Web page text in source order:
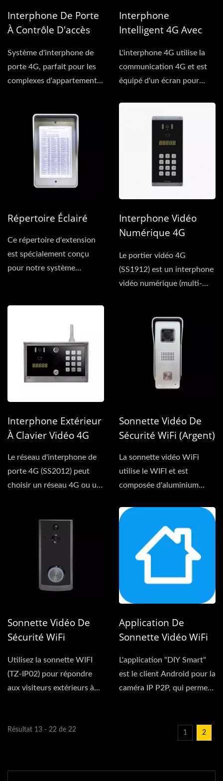
Interphone De Porte
À Contrôle D'accès
Système d'interphone de
porte 4G, parfait pour les
complexes d'appartements
Interphone
Intelligent 4G Avec
L'interphone 4G utilise la
communication 4G et est
équipé d'un écran pour
Répertoire Éclairé
Ce répertoire d'extension
est spécialement conçu
pour notre système
Interphone Vidéo
Numérique 4G
Le portier vidéo 4G
(SS1912) est un interphone
vidéo numérique (multi-
Interphone Extérieur
À Clavier Vidéo 4G
Le réseau d'interphone de
porte 4G (SS2012) peut
choisir un réseau 4G ou un
Sonnette Vidéo De
Sécurité WiFi (Argent)
La sonnette vidéo WiFi
utilise le WIFI et est
composée d'aluminium
Sonnette Vidéo De
Sécurité WiFi
Utilisez la sonnette WIFI
(TZ-IP02) pour répondre
aux visiteurs extérieurs à
Application De
Sonnette Vidéo WiFi
L'application "DIY Smart"
est le client Android pour la
caméra IP P2P, qui permet
Résultat 13 - 22 de 22 1 2